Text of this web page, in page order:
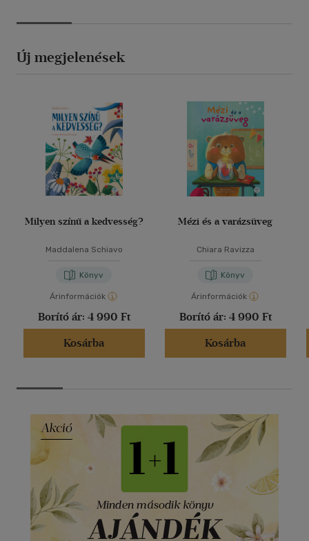
Új megjelenések
Milyen színű a kedvesség?
Maddalena Schiavo
Könyv
Árinformációk
Borító ár: 4 990 Ft
Kosárba
Mézi és a varázsüveg
Chiara Ravizza
Könyv
Árinformációk
Borító ár: 4 990 Ft
Kosárba